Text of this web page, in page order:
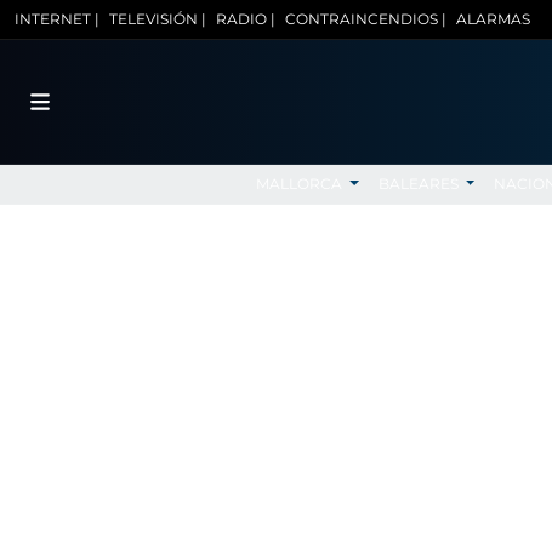
INTERNET | TELEVISIÓN | RADIO | CONTRAINCENDIOS | ALARMAS